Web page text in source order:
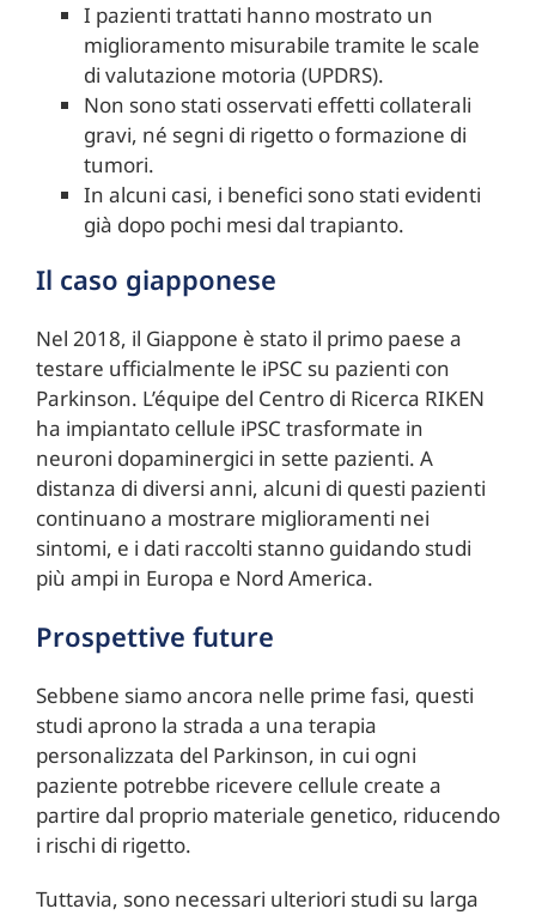
I pazienti trattati hanno mostrato un
miglioramento misurabile tramite le scale
di valutazione motoria (UPDRS).
Non sono stati osservati effetti collaterali
gravi, né segni di rigetto o formazione di
tumori.
In alcuni casi, i benefici sono stati evidenti
già dopo pochi mesi dal trapianto.
Il caso giapponese
Nel 2018, il Giappone è stato il primo paese a
testare ufficialmente le iPSC su pazienti con
Parkinson. L’équipe del Centro di Ricerca RIKEN
ha impiantato cellule iPSC trasformate in
neuroni dopaminergici in sette pazienti. A
distanza di diversi anni, alcuni di questi pazienti
continuano a mostrare miglioramenti nei
sintomi, e i dati raccolti stanno guidando studi
più ampi in Europa e Nord America.
Prospettive future
Sebbene siamo ancora nelle prime fasi, questi
studi aprono la strada a una terapia
personalizzata del Parkinson, in cui ogni
paziente potrebbe ricevere cellule create a
partire dal proprio materiale genetico, riducendo
i rischi di rigetto.
Tuttavia, sono necessari ulteriori studi su larga